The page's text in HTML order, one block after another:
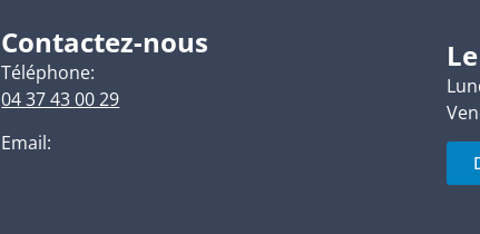
Contactez-nous
Téléphone:
04 37 43 00 29
Email: